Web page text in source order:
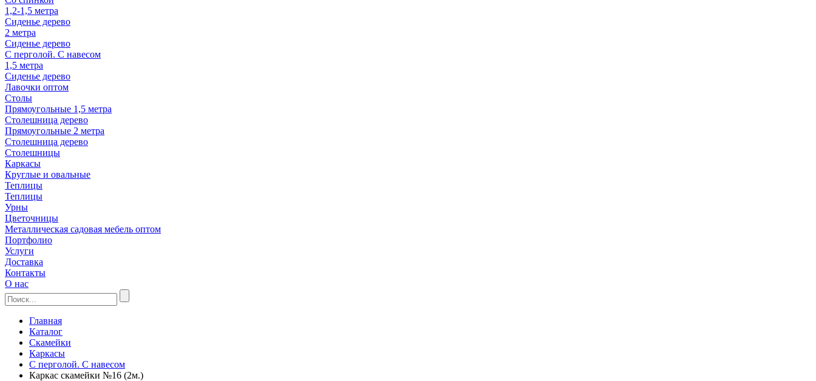
1,2-1,5 метра
Сиденье дерево
2 метра
Сиденье дерево
С перголой. С навесом
1,5 метра
Сиденье дерево
Лавочки оптом
Столы
Прямоугольные 1,5 метра
Столешница дерево
Прямоугольные 2 метра
Столешница дерево
Столешницы
Каркасы
Круглые и овальные
Теплицы
Теплицы
Урны
Цветочницы
Металлическая садовая мебель оптом
Портфолио
Услуги
Доставка
Контакты
О нас
Главная
Каталог
Скамейки
Каркасы
С перголой. С навесом
Каркас скамейки №16 (2м.)